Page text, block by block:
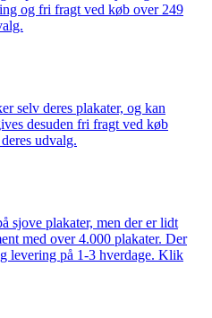
og fri fragt ved køb over 249
selv deres plakater, og kan
desuden fri fragt ved køb
udvalg.
sjove plakater, men der er lidt
med over 4.000 plakater. Der
levering på 1-3 hverdage. Klik